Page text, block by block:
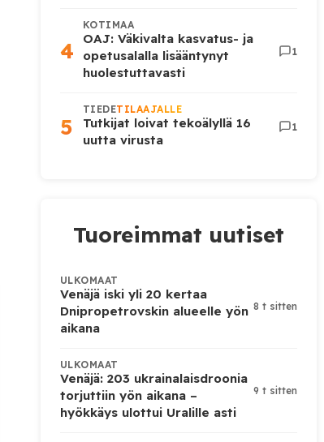
4
KOTIMAA
OAJ: Väkivalta kasvatus- ja
opetusalalla lisääntynyt
huolestuttavasti
1
5
TIEDETILAAJALLE
Tutkijat loivat tekoälyllä 16
uutta virusta
1
Tuoreimmat uutiset
ULKOMAAT
Venäjä iski yli 20 kertaa
Dnipropetrovskin alueelle yön
aikana
8 t sitten
ULKOMAAT
Venäjä: 203 ukrainalaisdroonia
torjuttiin yön aikana –
hyökkäys ulottui Uralille asti
9 t sitten